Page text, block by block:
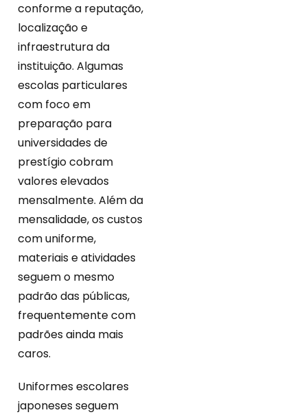
conforme a reputação,
localização e
infraestrutura da
instituição. Algumas
escolas particulares
com foco em
preparação para
universidades de
prestígio cobram
valores elevados
mensalmente. Além da
mensalidade, os custos
com uniforme,
materiais e atividades
seguem o mesmo
padrão das públicas,
frequentemente com
padrões ainda mais
caros.
Uniformes escolares
japoneses seguem